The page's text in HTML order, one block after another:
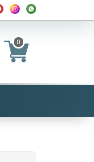
0